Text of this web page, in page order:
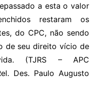
a esta o valor
restaram os
do CPC, não sendo
de seu direito vício de
(TJRS – APC
Des. Paulo Augusto